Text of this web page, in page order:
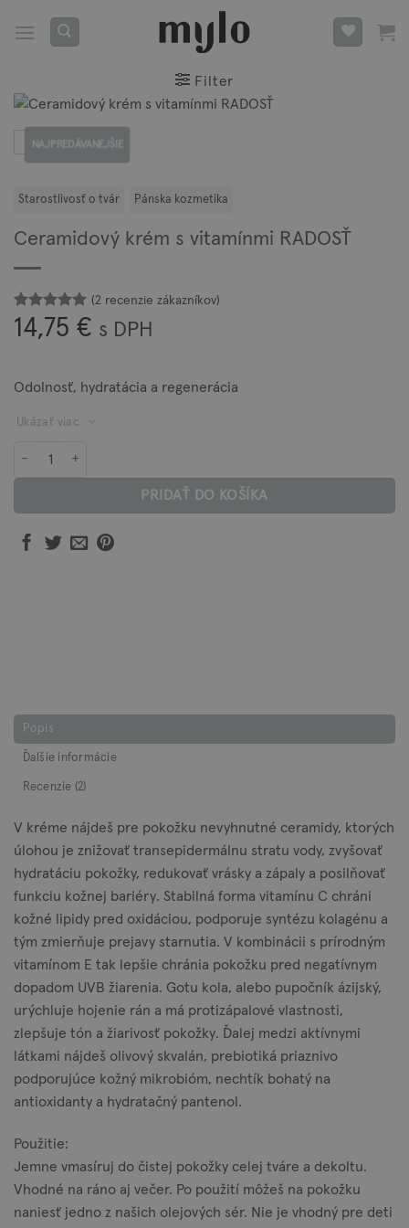
Filter
NAJPREDÁVANEJŠIE
Ceramidový krém s vitamínmi RADOSŤ
Hodnotenie
5z 5 na
2
recenzií
(2 recenzie zákazníkov)
14,75 € s DPH
Odolnosť, hydratácia a regenerácia
Ukázať viac
PRIDAŤ DO KOŠÍKA
Popis
Ďalšie informácie
Recenzie (2)
V kréme nájdeš pre pokožku nevyhnutné ceramidy, ktorých
úlohou je znižovať transepidermálnu stratu vody, zvyšovať
hydratáciu pokožky, redukovať vrásky a zápaly a posilňovať
funkciu kožnej bariéry. Stabilná forma vitamínu C chráni
kožné lipidy pred oxidáciou, podporuje syntézu kolagénu a
tým zmierňuje prejavy starnutia. V kombinácii s prírodným
vitamínom E tak lepšie chránia pokožku pred negatívnym
dopadom UVB žiarenia. Gotu kola, alebo pupočník ázijský,
urýchluje hojenie rán a má protizápalové vlastnosti,
zlepšuje tón a žiarivosť pokožky. Ďalej medzi aktívnymi
látkami nájdeš olivový skvalán, prebiotiká priaznivo
podporujúce kožný mikrobióm, nechtík bohatý na
antioxidanty a hydratačný pantenol.
Použitie:
Jemne vmasíruj do čistej pokožky celej tváre a dekoltu.
Vhodné na ráno aj večer. Po použití môžeš na pokožku
naniesť jedno z našich olejových sér. Nie je vhodný pre deti